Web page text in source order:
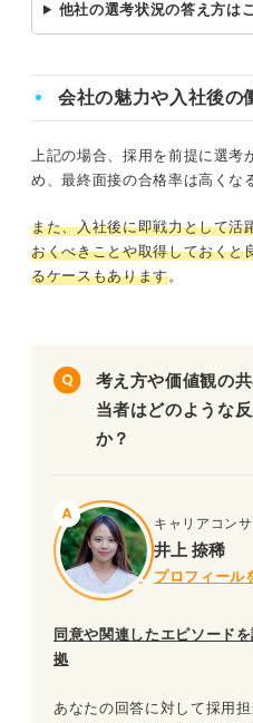
他社の選考状況の答え方は
会社の魅力や入社後の
上記の場合、採用を前提に選考
め、最終面接の合格率は高くな
また、入社後に即戦力として活
おくべきことや取得しておくと
るケースもあります。
考え方や価値観の
当者はどのような
か？
キャリアコン
井上 捺稀
プロフィール
同意や関連したエピソード
拠
あなたの回答に対して採用